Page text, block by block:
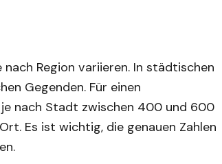
Region variieren. In städtischen
Gegenden. Für einen
nach Stadt zwischen 400 und 600
Es ist wichtig, die genauen Zahlen